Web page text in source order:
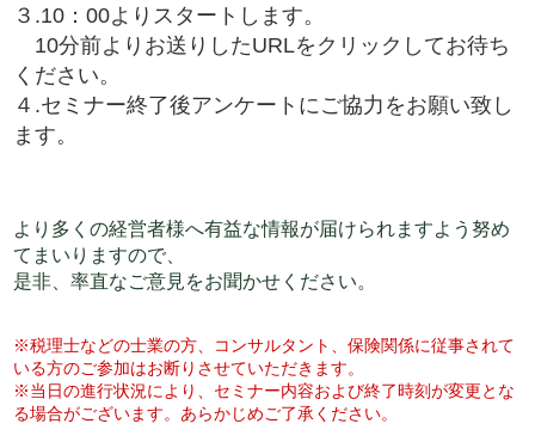
３.10：00よりスタートします。
10分前よりお送りしたURLをクリックしてお待ち
ください。
４.セミナー終了後アンケートにご協力をお願い致し
ます。
より多くの経営者様へ有益な情報が届けられますよう努め
てまいりますので、
是非、率直なご意見をお聞かせください。
※税理士などの士業の方、コンサルタント、保険関係に従事されて
いる方のご参加はお断りさせていただきます。
※当日の進行状況により、セミナー内容および終了時刻が変更とな
る場合がございます。あらかじめご了承ください。